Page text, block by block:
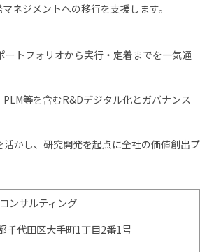
ネジメントへの移行を支援します。
ートフォリオから実行・定着までを一気通
等を含むR&Dデジタル化とガバナンス
活かし、研究開発を起点に全社の価値創出プ
ンサルティング
千代田区大手町1丁目2番1号